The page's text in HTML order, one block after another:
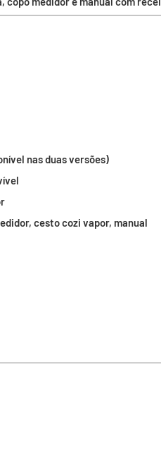
nas duas versões)
cesto cozi vapor, manual